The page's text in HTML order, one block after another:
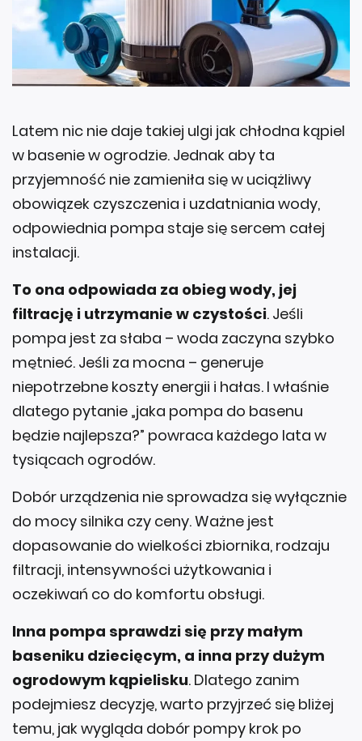
Latem nic nie daje takiej ulgi jak chłodna kąpiel
w basenie w ogrodzie. Jednak aby ta
przyjemność nie zamieniła się w uciążliwy
obowiązek czyszczenia i uzdatniania wody,
odpowiednia pompa staje się sercem całej
instalacji.
To ona odpowiada za obieg wody, jej
filtrację i utrzymanie w czystości. Jeśli
pompa jest za słaba – woda zaczyna szybko
mętnieć. Jeśli za mocna – generuje
niepotrzebne koszty energii i hałas. I właśnie
dlatego pytanie „jaka pompa do basenu
będzie najlepsza?” powraca każdego lata w
tysiącach ogrodów.
Dobór urządzenia nie sprowadza się wyłącznie
do mocy silnika czy ceny. Ważne jest
dopasowanie do wielkości zbiornika, rodzaju
filtracji, intensywności użytkowania i
oczekiwań co do komfortu obsługi.
Inna pompa sprawdzi się przy małym
baseniku dziecięcym, a inna przy dużym
ogrodowym kąpielisku. Dlatego zanim
podejmiesz decyzję, warto przyjrzeć się bliżej
temu, jak wygląda dobór pompy krok po